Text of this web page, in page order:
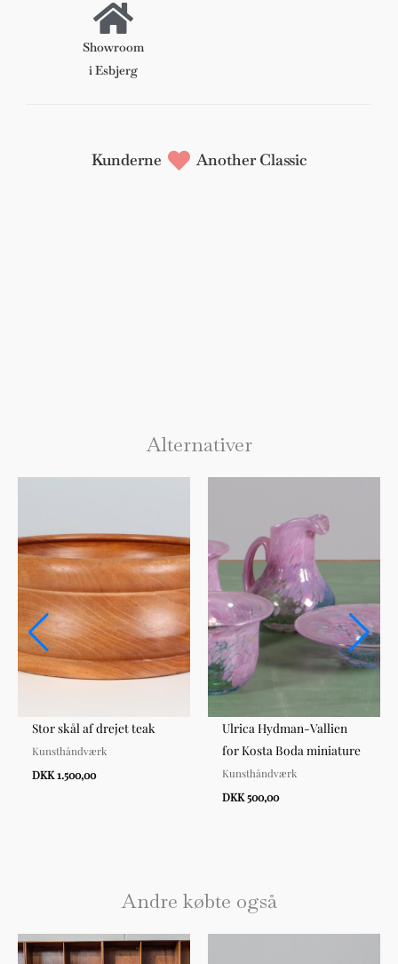
Showroom
i Esbjerg
Kunderne Another Classic
Alternativer
Stor skål af drejet teak
Kunsthåndværk
DKK 1.500,00
Ulrica Hydman-Vallien
for Kosta Boda miniature
Kunsthåndværk
DKK 500,00
Andre købte også